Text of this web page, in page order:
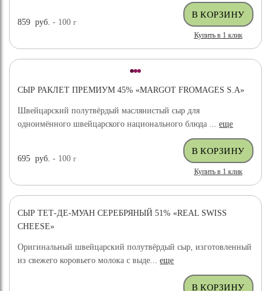
859 руб. - 100г
Купить в 1 клик
СЫР РАКЛЕТ ПРЕМИУМ 45% «MARGOT FROMAGES S.A»
Швейцарский полутвёрдый маслянистый сыр для
одноимённого швейцарского национального блюда ...еще
695 руб. - 100г
Купить в 1 клик
СЫР ТЕТ-ДЕ-МУАН СЕРЕБРЯНЫЙ 51% «REAL SWISS
CHEESE»
Оригинальный швейцарский полутвёрдый сыр, изготовленный
из свежего коровьего молока с выде...еще